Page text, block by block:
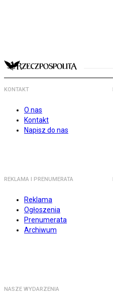
KONTAKT
O nas
Kontakt
Napisz do nas
REKLAMA I PRENUMERATA
Reklama
Ogłoszenia
Prenumerata
Archiwum
NASZE WYDARZENIA